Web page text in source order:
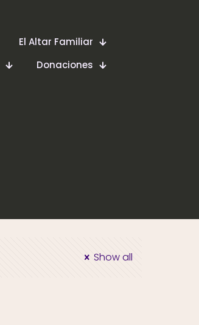
El Altar Familiar
Donaciones
Show all